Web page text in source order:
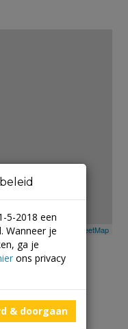
| ©Mapbox © OpenStreetMap
5-2018 een
Wanneer je
ga je
ons privacy
& doorgaan